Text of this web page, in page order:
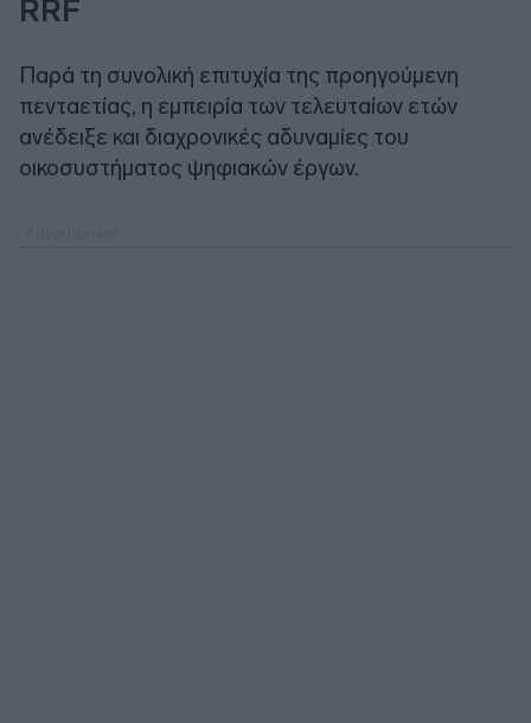
RRF
Παρά τη συνολική επιτυχία της προηγούμενη
πενταετίας, η εμπειρία των τελευταίων ετών
ανέδειξε και διαχρονικές αδυναμίες του
οικοσυστήματος ψηφιακών έργων.